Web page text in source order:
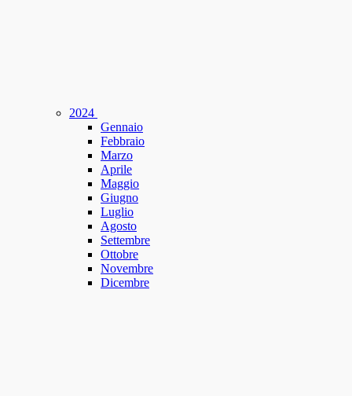
2024
Gennaio
Febbraio
Marzo
Aprile
Maggio
Giugno
Luglio
Agosto
Settembre
Ottobre
Novembre
Dicembre